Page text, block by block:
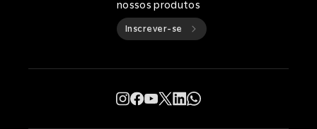
nossos produtos
Inscrever-se